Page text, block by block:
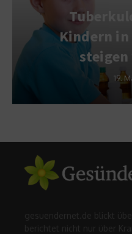
Kindern in
19.
gesuendernet.de blickt
berichtet nicht nur über